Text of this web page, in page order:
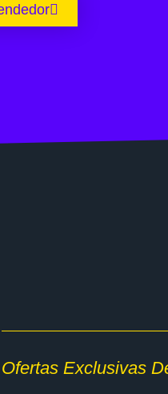
Ofertas Exclusivas